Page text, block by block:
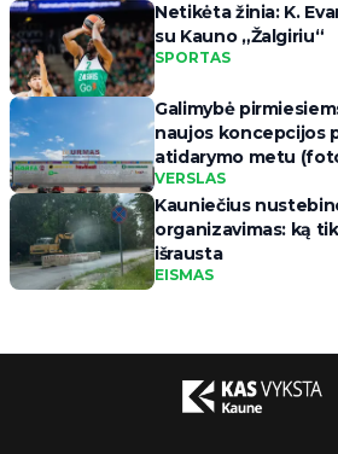
Netikėta žinia: K.
su Kauno „Žalgiriu“
SPORTAS
Galimybė
naujos koncepcijos
atidarymo metu
VERSLAS
Kauniečius
organizavimas: ką
išrausta
EISMAS